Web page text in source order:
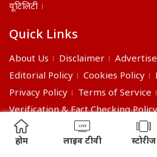
यूटिलिटी
Quick Links
About Us Disclaimer
Editorial Policy
Cookies Policy
Privacy Policy
Terms of Service
Verification & Fact Checking Policy
©2026 India Daily. All right
होम लाइव टीवी स्टोरीज